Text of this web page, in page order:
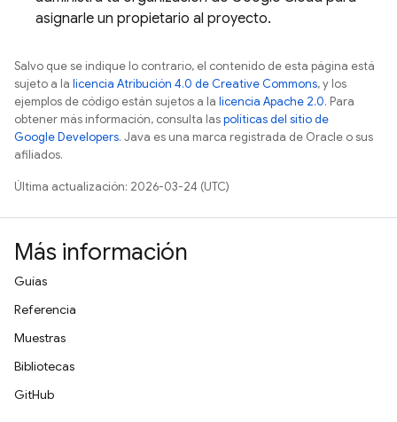
asignarle un propietario al proyecto.
Salvo que se indique lo contrario, el contenido de esta página está
sujeto a la licencia Atribución 4.0 de Creative Commons, y los
ejemplos de código están sujetos a la licencia Apache 2.0. Para
obtener más información, consulta laspolíticas del sitio de
Google Developers. Java es una marca registrada de Oracle o sus
afiliados.
Última actualización: 2026-03-24 (UTC)
Más información
Guías
Referencia
Muestras
Bibliotecas
GitHub